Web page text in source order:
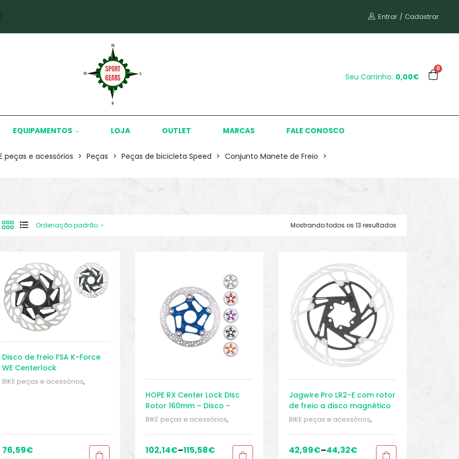
Entrar / Cadastrar
0
Seu Carrinho: 0,00€
EQUIPAMENTOS LOJA OUTLET MARCAS FALE CONOSCO
peças e acessórios > Peças > Peças de bicicleta Speed > Conjunto Manete de Freio >
Mostrando todos os 13 resultados
Ordenação padrão
Disco de freio FSA K-Force
WE Centerlock
BIKE peças e acessórios,
76,59€
HOPE RX Center Lock Disc
Rotor 160mm – Disco –
Speed
BIKE peças e acessórios,
Peças de bicicleta Speed
,Sport
102,14€–115,58€
Jagwire Pro LR2-E com rotor
de freio a disco magnético
de 6 parafusos
BIKE peças e acessórios,
Peças de bicicleta Speed
,Sport
42,99€–44,32€